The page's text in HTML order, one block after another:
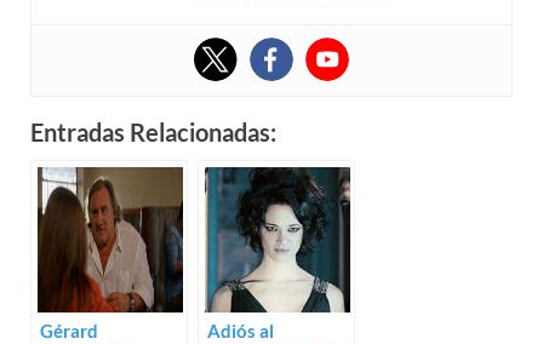
Entradas Relacionadas:
Gérard
Adiós al